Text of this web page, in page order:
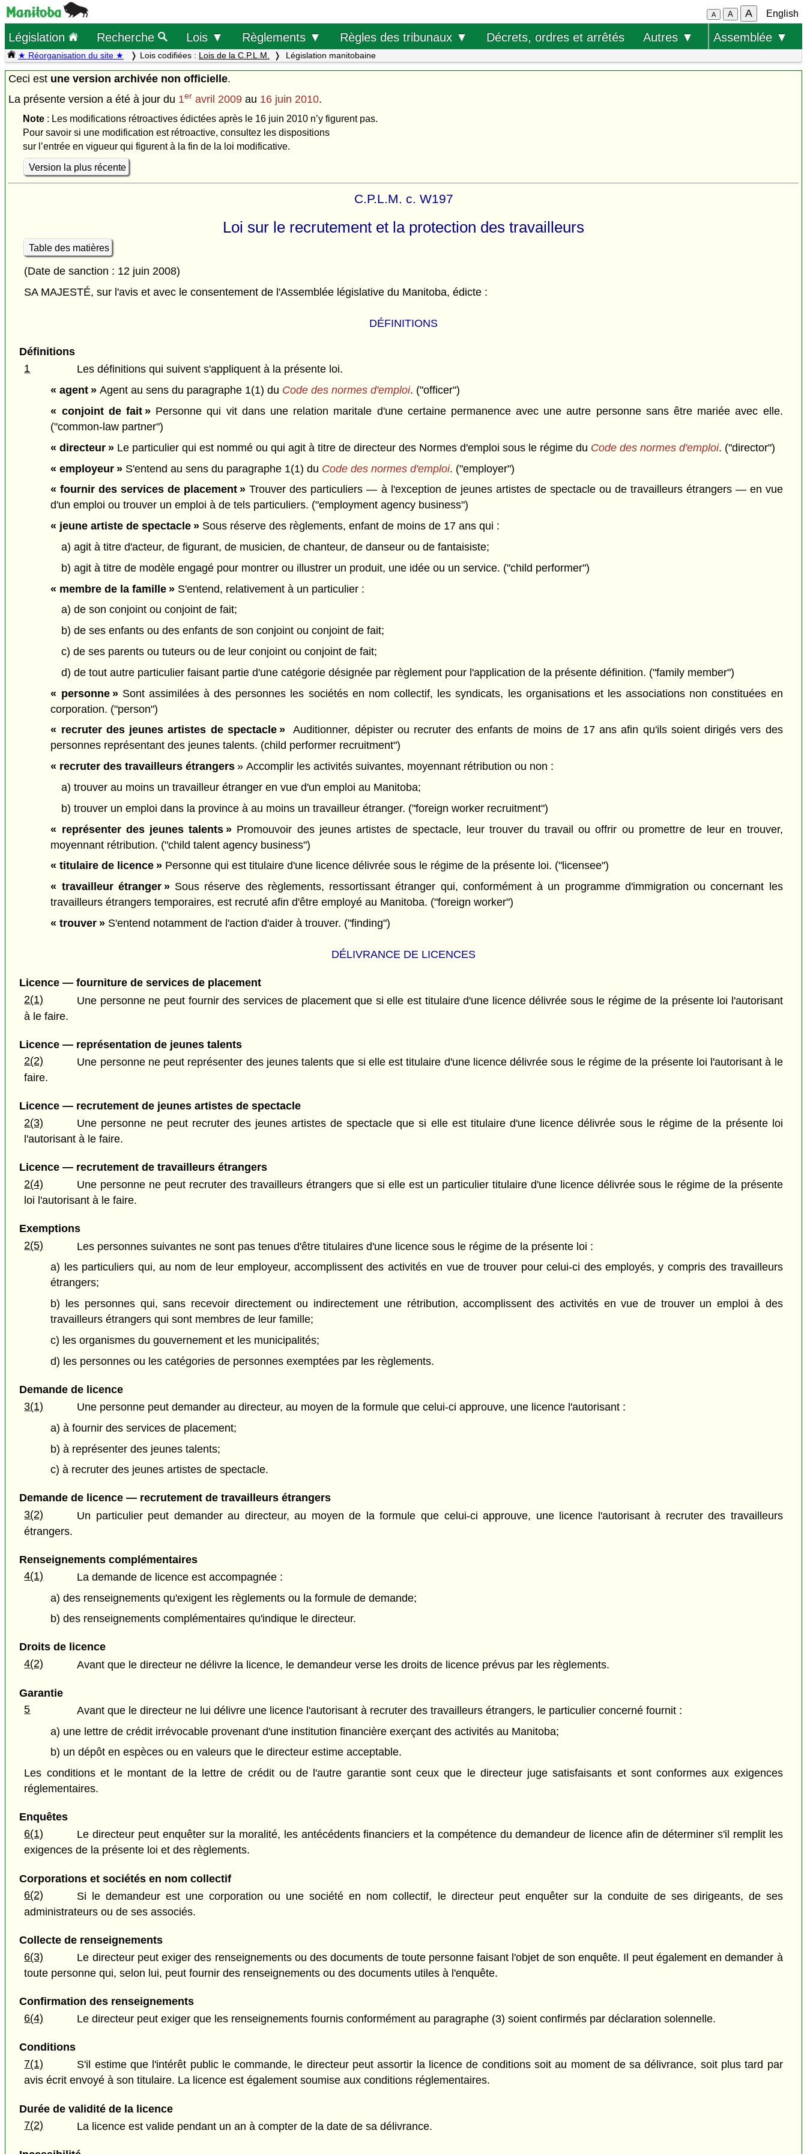
A A A English
Législation Recherche Lois ▼ Règlements ▼ Règles des tribunaux ▼ Décrets, ordres et arrêtés Autres ▼ Assemblée ▼
★ Réorganisation du site ★ Lois codifiées : Lois de la C.P.L.M. Législation manitobaine
Ceci est une version archivée non officielle.
La présente version a été à jour du 1er avril 2009 au 16 juin 2010.
Note: Les modifications rétroactives édictées après le 16 juin 2010 n’y figurent pas.
Pour savoir si une modification est rétroactive, consultez les dispositions
sur l’entrée en vigueur qui figurent à la fin de la loi modificative.
Version la plus récente
C.P.L.M. c. W197
Loi sur le recrutement et la protection des travailleurs
Table des matières
(Date de sanction : 12 juin 2008)
SA MAJESTÉ, sur l'avis et avec le consentement de l'Assemblée législative du Manitoba, édicte :
DÉFINITIONS
Définitions
1
Les définitions qui suivent s'appliquent à la présente loi.
« agent » Agent au sens du paragraphe 1(1) du Code des normes d'emploi. ("officer")
« conjoint de fait »Personne qui vit dans une relation maritale d'une certaine permanence avec une autre personne sans être mariée avec elle.
("common-law partner")
« directeur » Le particulier qui est nommé ou qui agit à titre de directeur des Normes d'emploi sous le régime du Code des normes d'emploi. ("director")
« employeur » S'entend au sens du paragraphe 1(1) du Code des normes d'emploi. ("employer")
« fournir des services de placement » Trouver des particuliers — à l'exception de jeunes artistes de spectacle ou de travailleurs étrangers — en vue
d'un emploi ou trouver un emploi à de tels particuliers. ("employment agency business")
« jeune artiste de spectacle » Sous réserve des règlements, enfant de moins de 17 ans qui :
a) agit à titre d'acteur, de figurant, de musicien, de chanteur, de danseur ou de fantaisiste;
b) agit à titre de modèle engagé pour montrer ou illustrer un produit, une idée ou un service. ("child performer")
« membre de la famille » S'entend, relativement à un particulier :
a) de son conjoint ou conjoint de fait;
b) de ses enfants ou des enfants de son conjoint ou conjoint de fait;
c) de ses parents ou tuteurs ou de leur conjoint ou conjoint de fait;
d) de tout autre particulier faisant partie d'une catégorie désignée par règlement pour l'application de la présente définition. ("family member")
« personne »Sont assimilées à des personnes les sociétés en nom collectif, les syndicats, les organisations et les associations non constituées en
corporation. ("person")
« recruter des jeunes artistes de spectacle »Auditionner, dépister ou recruter des enfants de moins de 17 ans afin qu'ils soient dirigés vers des
personnes représentant des jeunes talents. (child performer recruitment")
« recruter des travailleurs étrangers » Accomplir les activités suivantes, moyennant rétribution ou non :
a) trouver au moins un travailleur étranger en vue d'un emploi au Manitoba;
b) trouver un emploi dans la province à au moins un travailleur étranger. ("foreign worker recruitment")
« représenter des jeunes talents » Promouvoir des jeunes artistes de spectacle, leur trouver du travail ou offrir ou promettre de leur en trouver,
moyennant rétribution. ("child talent agency business")
« titulaire de licence » Personne qui est titulaire d'une licence délivrée sous le régime de la présente loi. ("licensee")
« travailleur étranger »Sous réserve des règlements, ressortissant étranger qui, conformément à un programme d'immigration ou concernant les
travailleurs étrangers temporaires, est recruté afin d'être employé au Manitoba. ("foreign worker")
« trouver » S'entend notamment de l'action d'aider à trouver. ("finding")
DÉLIVRANCE DE LICENCES
Licence — fourniture de services de placement
2(1)
Une personne ne peut fournir des services de placement que si elle est titulaire d'une licence délivrée sous le régime de la présente loi l'autorisant
à le faire.
Licence — représentation de jeunes talents
2(2)
Une personne ne peut représenter des jeunes talents que si elle est titulaire d'une licence délivrée sous le régime de la présente loi l'autorisant à le
faire.
Licence — recrutement de jeunes artistes de spectacle
2(3)
Une personne ne peut recruter des jeunes artistes de spectacle que si elle est titulaire d'une licence délivrée sous le régime de la présente loi
l'autorisant à le faire.
Licence — recrutement de travailleurs étrangers
2(4)
Une personne ne peut recruter des travailleurs étrangers que si elle est un particulier titulaire d'une licence délivrée sous le régime de la présente
loi l'autorisant à le faire.
Exemptions
2(5)
Les personnes suivantes ne sont pas tenues d'être titulaires d'une licence sous le régime de la présente loi :
a) les particuliers qui, au nom de leur employeur, accomplissent des activités en vue de trouver pour celui-ci des employés, y compris des travailleurs
étrangers;
b) les personnes qui, sans recevoir directement ou indirectement une rétribution, accomplissent des activités en vue de trouver un emploi à des
travailleurs étrangers qui sont membres de leur famille;
c) les organismes du gouvernement et les municipalités;
d) les personnes ou les catégories de personnes exemptées par les règlements.
Demande de licence
3(1)
Une personne peut demander au directeur, au moyen de la formule que celui-ci approuve, une licence l'autorisant :
a) à fournir des services de placement;
b) à représenter des jeunes talents;
c) à recruter des jeunes artistes de spectacle.
Demande de licence — recrutement de travailleurs étrangers
3(2)
Un particulier peut demander au directeur, au moyen de la formule que celui-ci approuve, une licence l'autorisant à recruter des travailleurs
étrangers.
Renseignements complémentaires
4(1)
La demande de licence est accompagnée :
a) des renseignements qu'exigent les règlements ou la formule de demande;
b) des renseignements complémentaires qu'indique le directeur.
Droits de licence
4(2)
Avant que le directeur ne délivre la licence, le demandeur verse les droits de licence prévus par les règlements.
Garantie
5
Avant que le directeur ne lui délivre une licence l'autorisant à recruter des travailleurs étrangers, le particulier concerné fournit :
a) une lettre de crédit irrévocable provenant d'une institution financière exerçant des activités au Manitoba;
b) un dépôt en espèces ou en valeurs que le directeur estime acceptable.
Les conditions et le montant de la lettre de crédit ou de l'autre garantie sont ceux que le directeur juge satisfaisants et sont conformes aux exigences
réglementaires.
Enquêtes
6(1)
Le directeur peut enquêter sur la moralité, les antécédents financiers et la compétence du demandeur de licence afin de déterminer s'il remplit les
exigences de la présente loi et des règlements.
Corporations et sociétés en nom collectif
6(2)
Si le demandeur est une corporation ou une société en nom collectif, le directeur peut enquêter sur la conduite de ses dirigeants, de ses
administrateurs ou de ses associés.
Collecte de renseignements
6(3)
Le directeur peut exiger des renseignements ou des documents de toute personne faisant l'objet de son enquête. Il peut également en demander à
toute personne qui, selon lui, peut fournir des renseignements ou des documents utiles à l'enquête.
Confirmation des renseignements
6(4)
Le directeur peut exiger que les renseignements fournis conformément au paragraphe (3) soient confirmés par déclaration solennelle.
Conditions
7(1)
S'il estime que l'intérêt public le commande, le directeur peut assortir la licence de conditions soit au moment de sa délivrance, soit plus tard par
avis écrit envoyé à son titulaire. La licence est également soumise aux conditions réglementaires.
Durée de validité de la licence
7(2)
La licence est valide pendant un an à compter de la date de sa délivrance.